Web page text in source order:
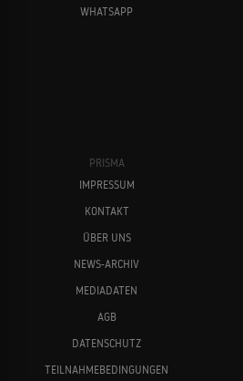
WHATSAPP
PRISMA
IMPRESSUM
KONTAKT
ÜBER UNS
NEWS-ARCHIV
MEDIADATEN
AGB
DATENSCHUTZ
TEILNAHMEBEDINGUNGEN